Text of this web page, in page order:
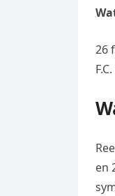
26
en